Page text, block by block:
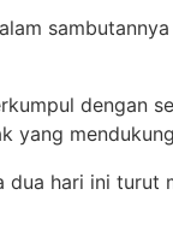
dengan
yang
dua hari ini